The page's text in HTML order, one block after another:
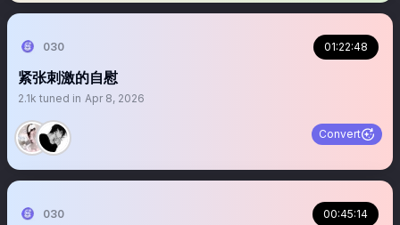
030 01:22:48
紧张刺激的自慰
2.1k tuned in Apr 8, 2026
Convert
030 00:45:14